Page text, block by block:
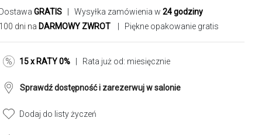
GRATIS | Wysyłka zamówienia w 24 godziny
dni na DARMOWY ZWROT | Piękne opakowanie gratis
15 x RATY 0% | Rata już od: miesięcznie
Sprawdź dostępność i zarezerwuj w salonie
Dodaj do listy życzeń